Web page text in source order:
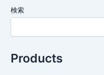
検索
Products